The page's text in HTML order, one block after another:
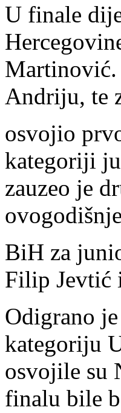
U finale
Martinović.
Andriju, te
osvojio
kategoriji
zauzeo je
BiH za
Filip Jevtić
Odigrano
kategoriju
osvojile su
finalu bile